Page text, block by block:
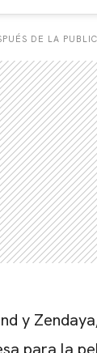
DE LA
y